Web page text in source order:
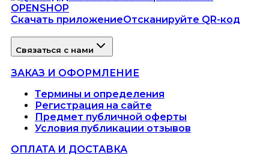
Скачать приложениеОтсканируйте QR-код
Связаться с нами
ЗАКАЗ И ОФОРМЛЕНИЕ
Термины и определения
Регистрация на сайте
Предмет публичной оферты
Условия публикации отзывов
ОПЛАТА И ДОСТАВКА